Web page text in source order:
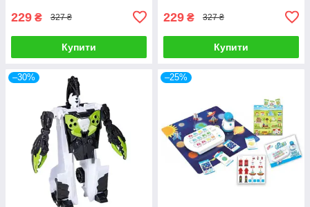
229 ₴ 327 ₴
Купити
229 ₴ 327 ₴
Купити
–30% –25%